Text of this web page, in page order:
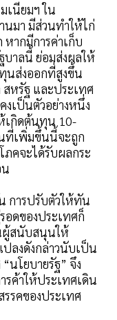
เนียมฯ ใน
นมา มีส่วนทำให้ไก่
ากมีการค่าเก็บ
บาลนี้ ย่อมส่งผลให้
นส่งออกที่สูงขึ้น
สหรัฐ และประเทศ
เป็นตัวอย่างหนึ่ง
เกิดต้นทุน 10-
ที่เพิ่มขึ้นนี้จะถูก
คจะได้รับผลกระ
การปรับตัวให้ทัน
อดของประเทศก็
ผู้สนับสนุนให้
ลงดังกล่าวนับเป็น
นโยบายรัฐ” จึง
ค้าให้ประเทศเดิน
รคของประเทศ